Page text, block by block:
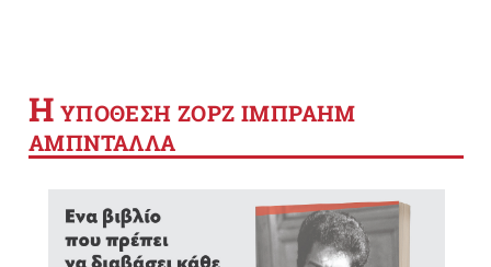
Η YΠΟΘΕΣΗ ΖΟΡΖ ΙΜΠΡΑΗΜ
ΑΜΠΝΤΑΛΛΑ